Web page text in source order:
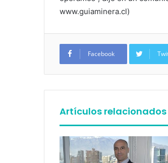
www.guiaminera.cl)
Facebook
Artículos relacionados